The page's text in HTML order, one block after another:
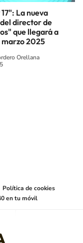
La nueva
director de
que llegará a
marzo 2025
Orellana
Política de cookies
en tu móvil